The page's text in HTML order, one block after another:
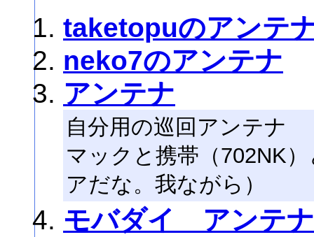
taketopuのアンテ
neko7のアンテナ
アンテナ
自分用の巡回アンテナ
マックと携帯（702NK
アだな。我ながら）
モバダイ アンテナ